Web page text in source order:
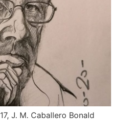
J. M. Caballero Bonald